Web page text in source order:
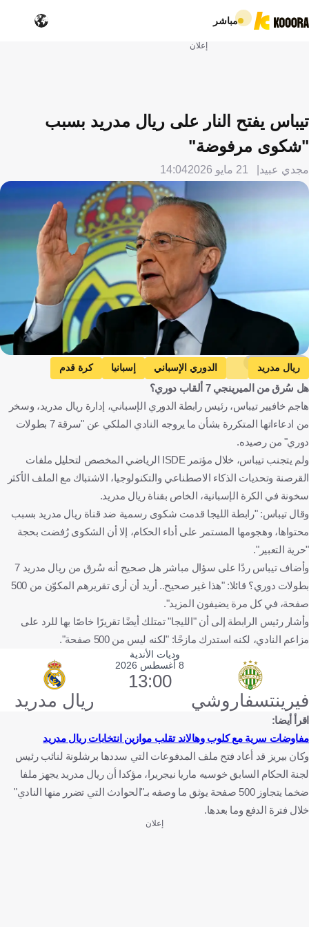
مباشر
إعلان
تيباس يفتح النار على ريال مدريد بسبب
"شكوى مرفوضة"
مجدي عبيد 21 مايو 2026 14:04
Getty Images
ريال مدريد الدوري الإسباني إسبانيا كرة قدم
هل سُرق من الميرينجي 7 ألقاب دوري؟
هاجم خافيير تيباس، رئيس رابطة الدوري الإسباني، إدارة ريال مدريد، وسخر
من ادعاءاتها المتكررة بشأن ما يروجه النادي الملكي عن "سرقة 7 بطولات
دوري" من رصيده.
ولم يتجنب تيباس، خلال مؤتمر ISDE الرياضي المخصص لتحليل ملفات
القرصنة وتحديات الذكاء الاصطناعي والتكنولوجيا، الاشتباك مع الملف الأكثر
سخونة في الكرة الإسبانية، الخاص بقناة ريال مدريد.
وقال تيباس: "رابطة الليجا قدمت شكوى رسمية ضد قناة ريال مدريد بسبب
محتواها، وهجومها المستمر على أداء الحكام، إلا أن الشكوى رُفضت بحجة
"حرية التعبير".
وأضاف تيباس ردًا على سؤال مباشر هل صحيح أنه سُرق من ريال مدريد 7
بطولات دوري؟ قائلا: "هذا غير صحيح.. أريد أن أرى تقريرهم المكوّن من 500
صفحة، في كل مرة يضيفون المزيد".
وأشار رئيس الرابطة إلى أن "الليجا" تمتلك أيضًا تقريرًا خاصًا بها للرد على
مزاعم النادي، لكنه استدرك مازحًا: "لكنه ليس من 500 صفحة".
وديات الأندية
فيرينتسفاروشي
8 أغسطس 2026
13:00
ريال مدريد
اقرأ أيضا:
مفاوضات سرية مع كلوب وهالاند تقلب موازين انتخابات ريال مدريد
وكان بيريز قد أعاد فتح ملف المدفوعات التي سددها برشلونة لنائب رئيس
لجنة الحكام السابق خوسيه ماريا نيجريرا، مؤكدا أن ريال مدريد يجهز ملفا
ضخما يتجاوز 500 صفحة يوثق ما وصفه بـ"الحوادث التي تضرر منها النادي"
خلال فترة الدفع وما بعدها.
إعلان